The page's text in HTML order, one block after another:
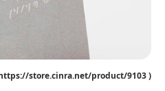
store.cinra.net/product/9103 )